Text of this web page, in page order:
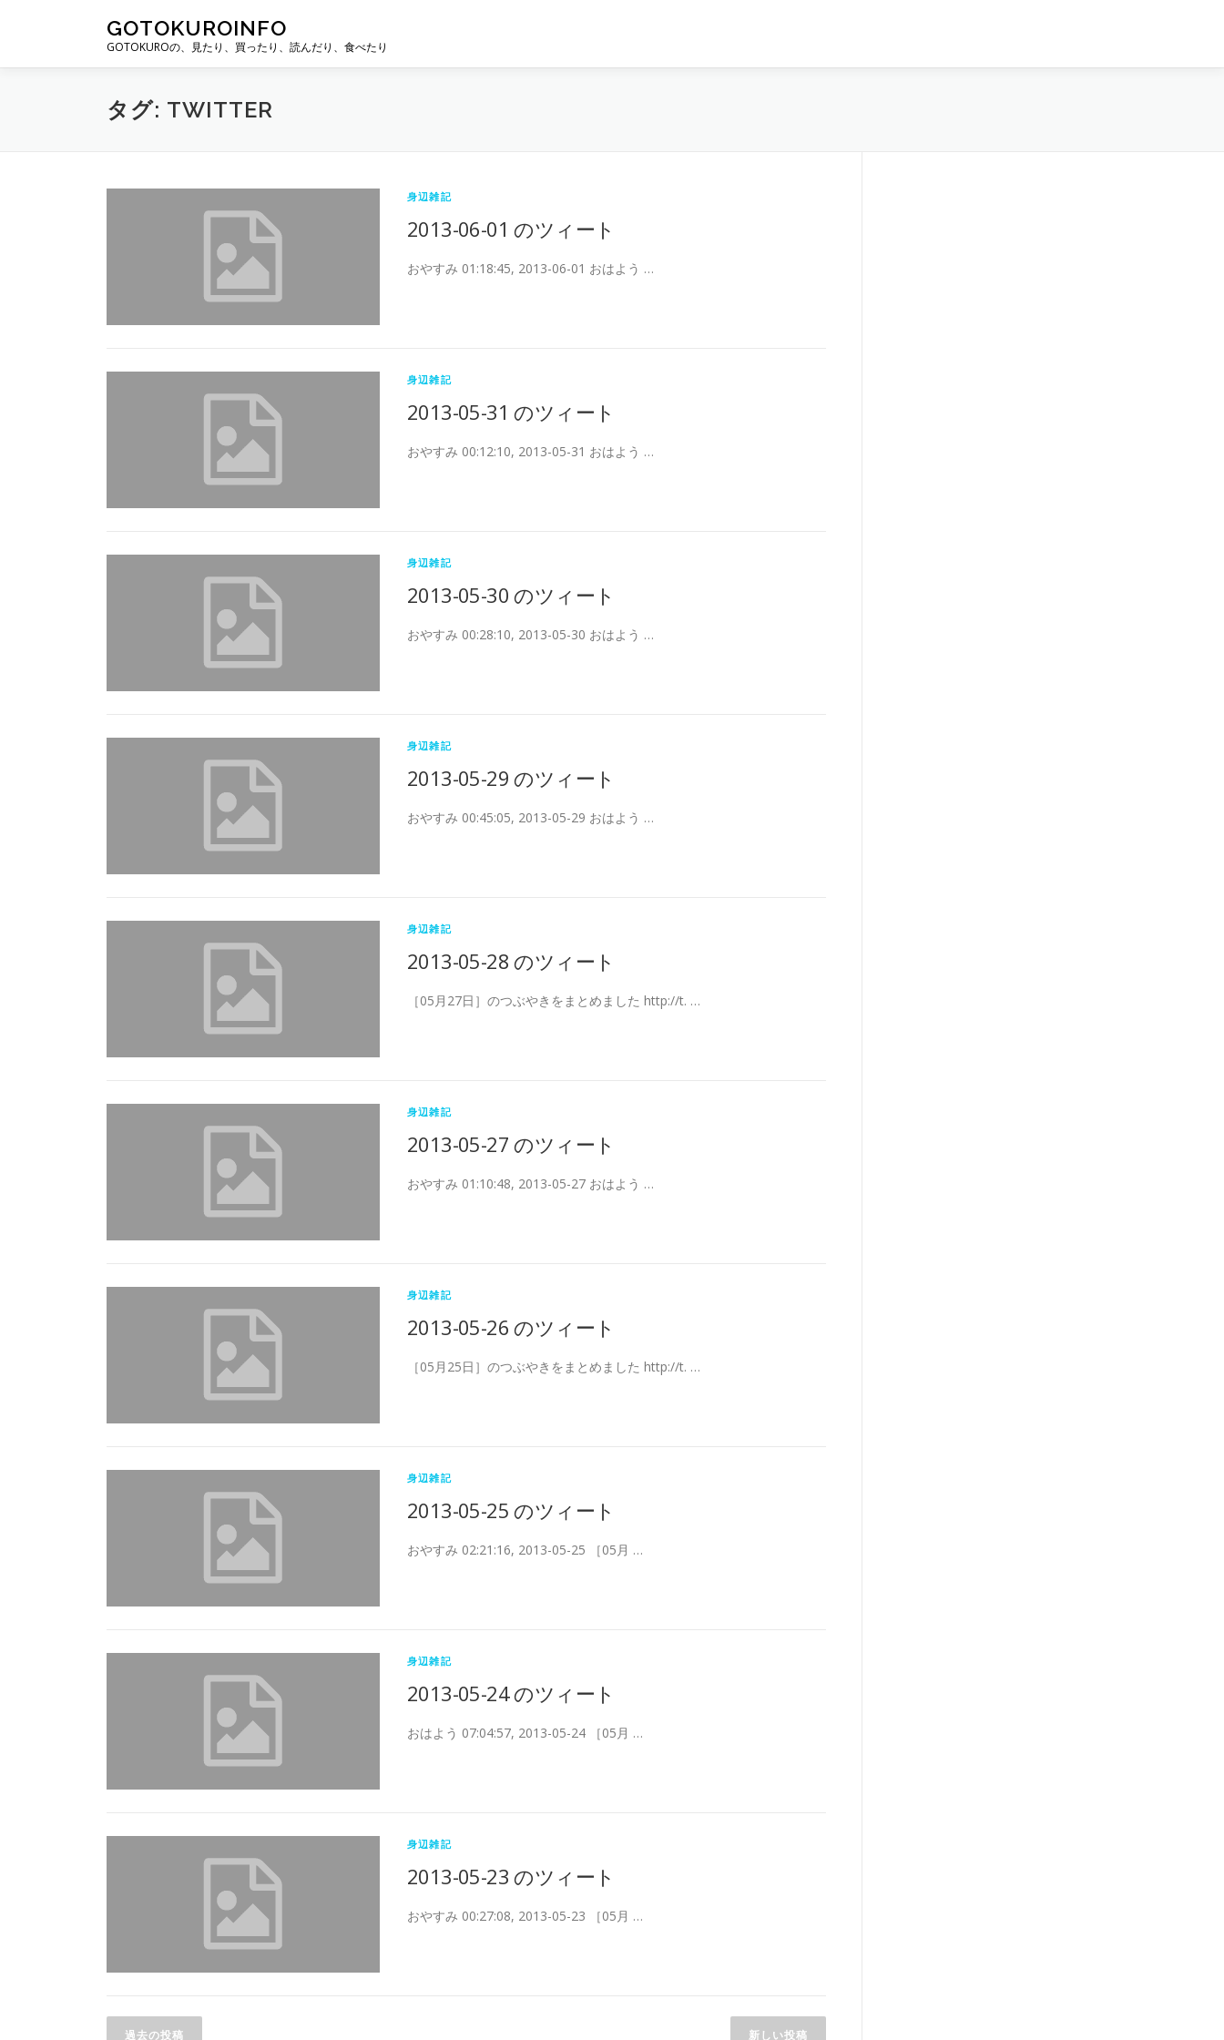
ン
GOTOKUROINFO
GOTOKUROの、見たり、買ったり、読んだり、食べたり
タグ: TWITTER
身辺雑記
2013-06-01 のツィート
おやすみ 01:18:45, 2013-06-01 おはよう …
身辺雑記
2013-05-31 のツィート
おやすみ 00:12:10, 2013-05-31 おはよう …
身辺雑記
2013-05-30 のツィート
おやすみ 00:28:10, 2013-05-30 おはよう …
身辺雑記
2013-05-29 のツィート
おやすみ 00:45:05, 2013-05-29 おはよう …
身辺雑記
2013-05-28 のツィート
［05月27日］のつぶやきをまとめました http://t. …
身辺雑記
2013-05-27 のツィート
おやすみ 01:10:48, 2013-05-27 おはよう …
身辺雑記
2013-05-26 のツィート
［05月25日］のつぶやきをまとめました http://t. …
身辺雑記
2013-05-25 のツィート
おやすみ 02:21:16, 2013-05-25 ［05月 …
身辺雑記
2013-05-24 のツィート
おはよう 07:04:57, 2013-05-24 ［05月 …
身辺雑記
2013-05-23 のツィート
おやすみ 00:27:08, 2013-05-23 ［05月 …
投
過去の投稿 新しい投稿